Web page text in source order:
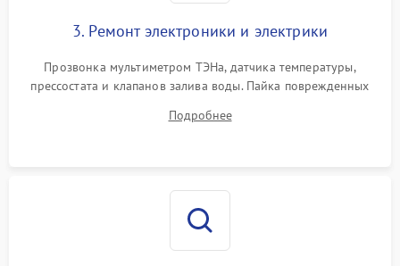
3. Ремонт электроники и электрики
Прозвонка мультиметром ТЭНа, датчика температуры,
прессостата и клапанов залива воды. Пайка поврежденных
Восстановление целостности проводки и контактов.
Подробнее